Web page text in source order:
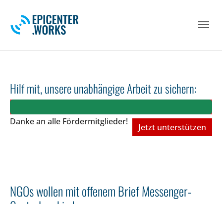
Hilf mit, unsere unabhängige Arbeit zu sichern:
Danke an alle Fördermitglieder!
Jetzt unterstützen
NGOs wollen mit offenem Brief Messenger-